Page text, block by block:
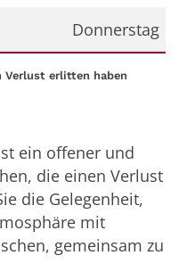
Donnerstag
Verlust erlitten haben
ein offener und
die einen Verlust
die Gelegenheit,
mit
gemeinsam zu